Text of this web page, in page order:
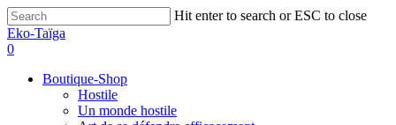
Hit enter to search or ESC to close
Eko-Taïga
0
Boutique-Shop
Hostile
Un monde hostile